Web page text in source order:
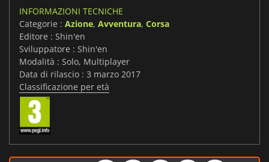
INFORMAZIONI TECNICHE
Categorie : Azione, Avventura, Corsa
Editore : Shin'en
Sviluppatore : Shin'en
Modalità : Solo, Multiplayer
Data di rilascio : 3 marzo 2017
Classificazione per età